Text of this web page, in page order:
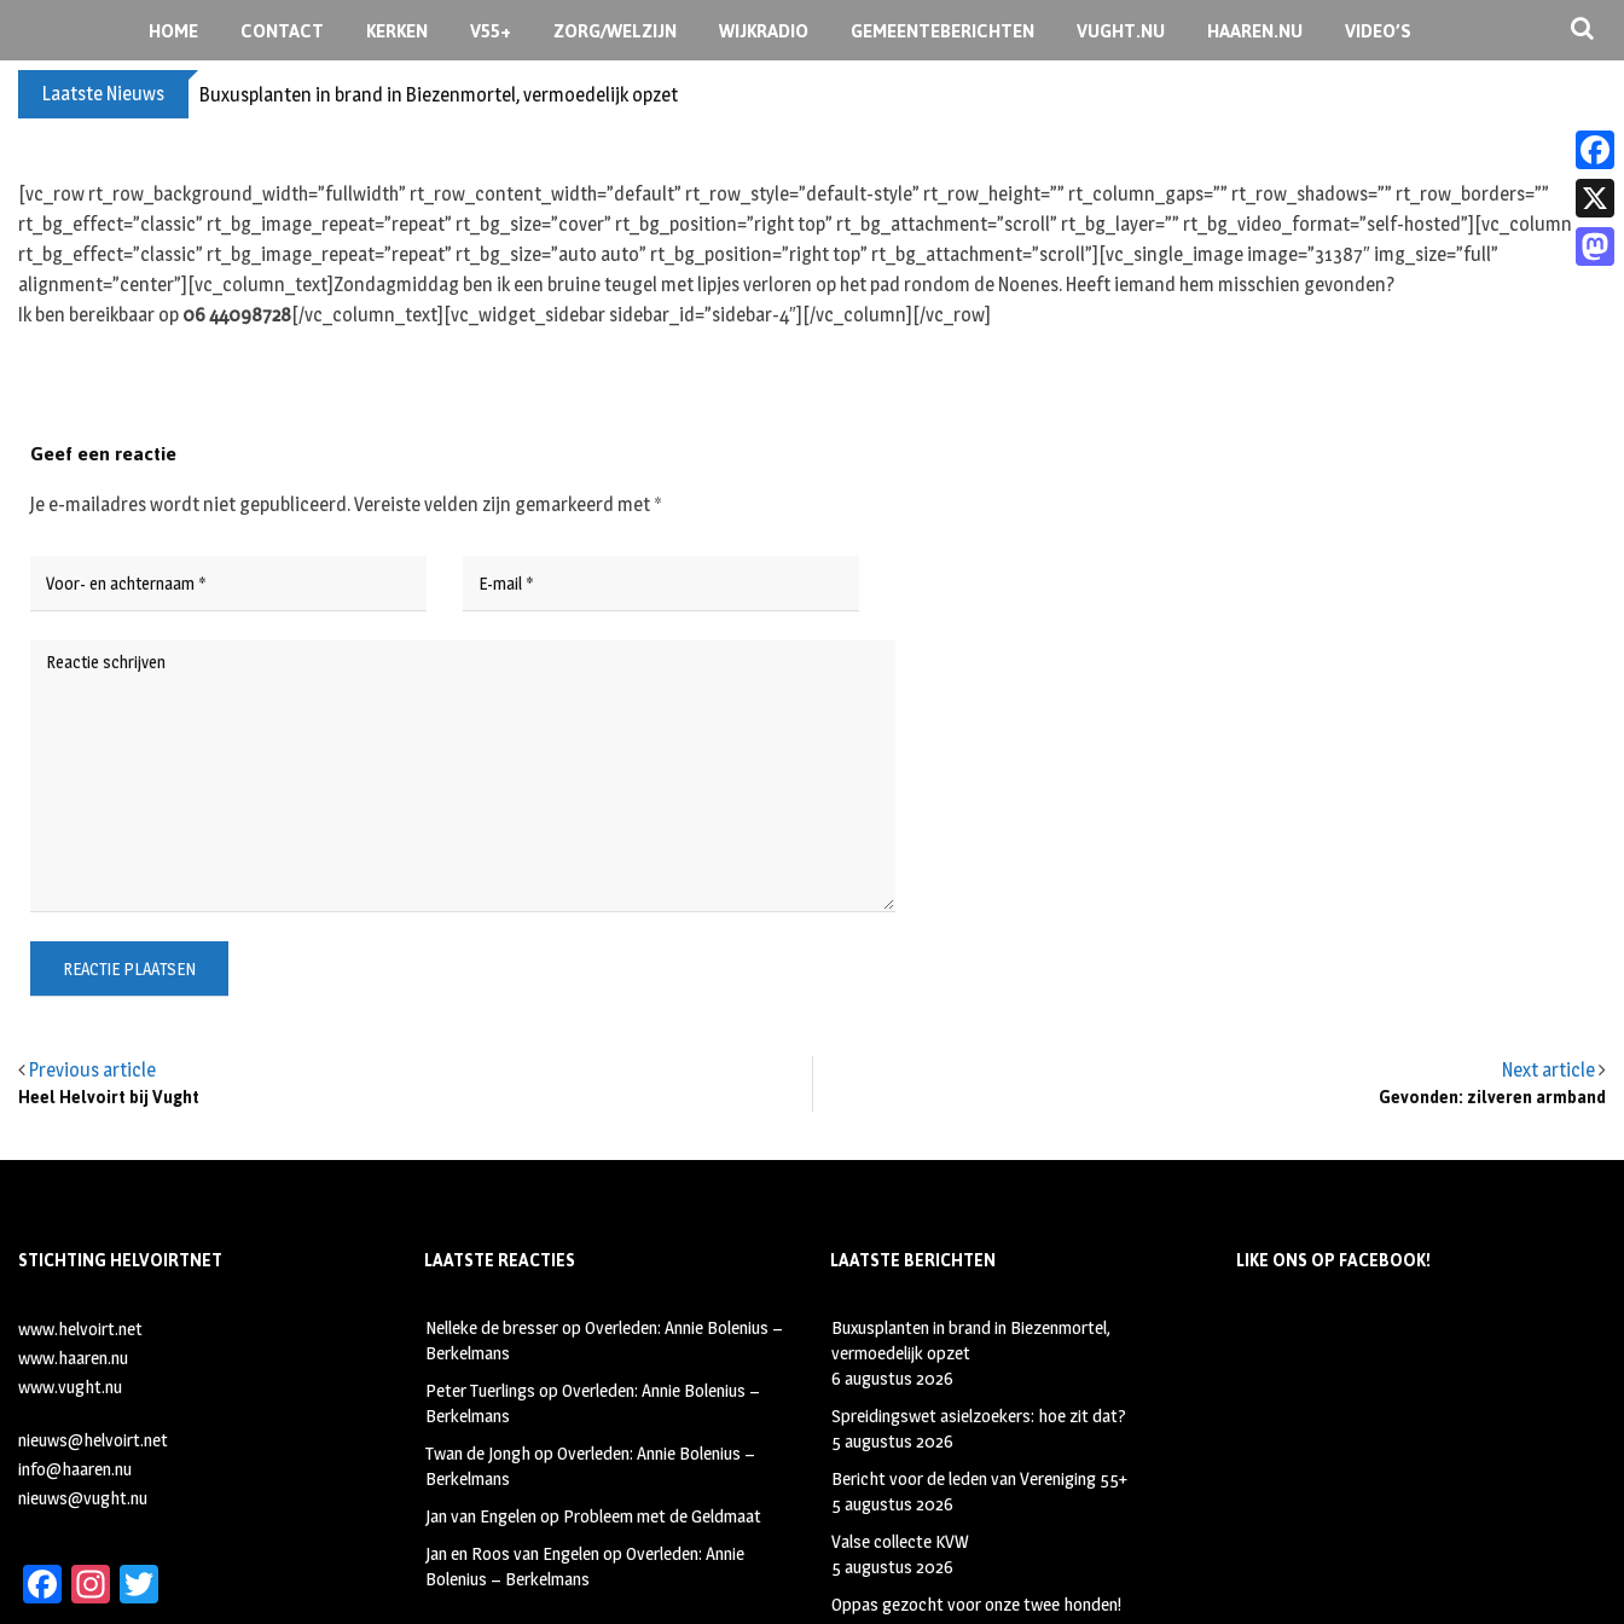
content
HOME CONTACT KERKEN V55+ ZORG/WELZIJN WIJKRADIO GEMEENTEBERICHTEN VUGHT.NU HAAREN.NU VIDEO’S
Laatste Nieuws Buxusplanten in brand in Biezenmortel, vermoedelijk opzet
[vc_row rt_row_background_width=”fullwidth” rt_row_content_width=”default” rt_row_style=”default-style” rt_row_height=”” rt_column_gaps=”” rt_row_shadows=”” rt_row_borders=””
rt_bg_effect=”classic” rt_bg_image_repeat=”repeat” rt_bg_size=”cover” rt_bg_position=”right top” rt_bg_attachment=”scroll” rt_bg_layer=”” rt_bg_video_format=”self-hosted”][vc_column
rt_bg_effect=”classic” rt_bg_image_repeat=”repeat” rt_bg_size=”auto auto” rt_bg_position=”right top” rt_bg_attachment=”scroll”][vc_single_image image=”31387″ img_size=”full”
alignment=”center”][vc_column_text]Zondagmiddag ben ik een bruine teugel met lipjes verloren op het pad rondom de Noenes. Heeft iemand hem misschien gevonden?
Ik ben bereikbaar op 06 44098728[/vc_column_text][vc_widget_sidebar sidebar_id=”sidebar-4″][/vc_column][/vc_row]
Previous article
Heel Helvoirt bij Vught
Next article
Gevonden: zilveren armband
Geef een reactie
Je e-mailadres wordt niet gepubliceerd.Vereiste velden zijn gemarkeerd met *
STICHTING HELVOIRTNET
www.helvoirt.net
www.haaren.nu
www.vught.nu
nieuws@helvoirt.net
info@haaren.nu
nieuws@vught.nu
Fa In
LAATSTE REACTIES
Nelleke de bresseropOverleden: Annie Bolenius –
Berkelmans
Peter Tuerlings opOverleden: Annie Bolenius –
Berkelmans
Twan de JonghopOverleden: Annie Bolenius –
Berkelmans
Jan van Engelenop Probleem met de Geldmaat
Jan en Roos van EngelenopOverleden: Annie
Bolenius – Berkelmans
LAATSTE BERICHTEN
Buxusplanten in brand in Biezenmortel,
vermoedelijk opzet
6 augustus 2026
Spreidingswet asielzoekers: hoe zit dat?
5 augustus 2026
Bericht voor de leden van Vereniging 55+
5 augustus 2026
Valse collecte KVW
5 augustus 2026
Oppas gezocht voor onze twee honden!
LIKE ONS OP FACEBOOK!
F
a
c
X